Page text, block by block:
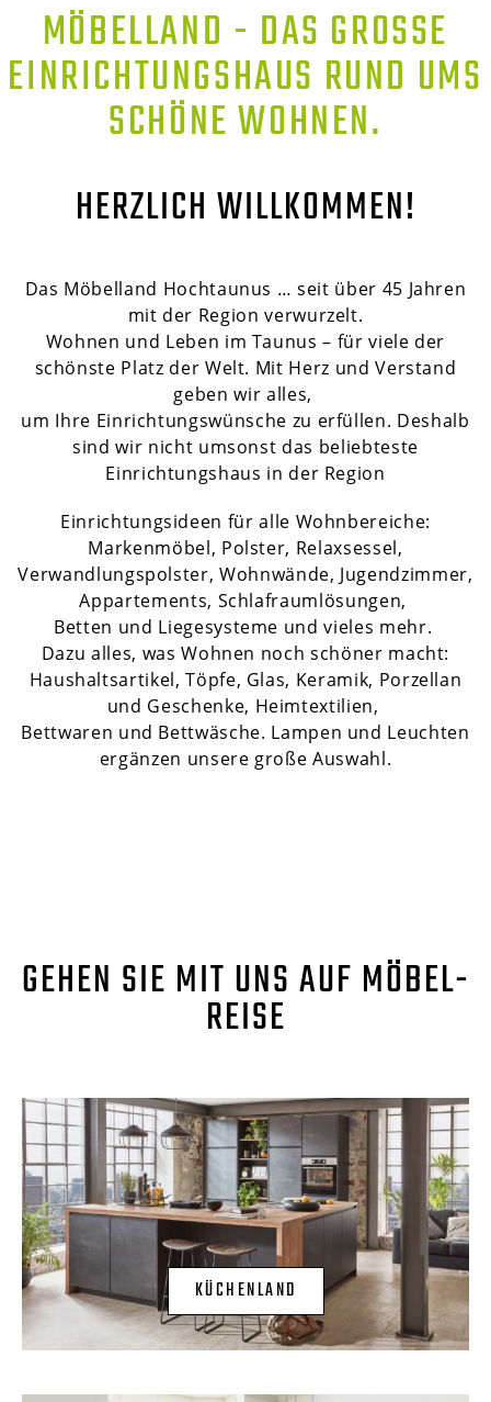
MÖBELLAND - DAS GROSSE E
INRICHTUNGSHAUS RUND UMS S
CHÖNE WOHNEN.
HERZLICH WILLKOMMEN!
Das Möbelland Hochtaunus … seit über 45 Jahren
mit der Region verwurzelt.
Wohnen und Leben im Taunus – für viele der
schönste Platz der Welt. Mit Herz und Verstand
geben wir alles,
um Ihre Einrichtungswünsche zu erfüllen. Deshalb
sind wir nicht umsonst das beliebteste
Einrichtungshaus in der Region
Einrichtungsideen für alle Wohnbereiche:
Markenmöbel, Polster, Relaxsessel,
Verwandlungspolster, Wohnwände, Jugendzimmer,
Appartements, Schlafraumlösungen,
Betten und Liegesysteme und vieles mehr.
Dazu alles, was Wohnen noch schöner macht:
Haushaltsartikel, Töpfe, Glas, Keramik, Porzellan
und Geschenke, Heimtextilien,
Bettwaren und Bettwäsche. Lampen und Leuchten
ergänzen unsere große Auswahl.
GEHEN SIE MIT UNS AUF MÖBEL-
REISE
KÜCHENLAND